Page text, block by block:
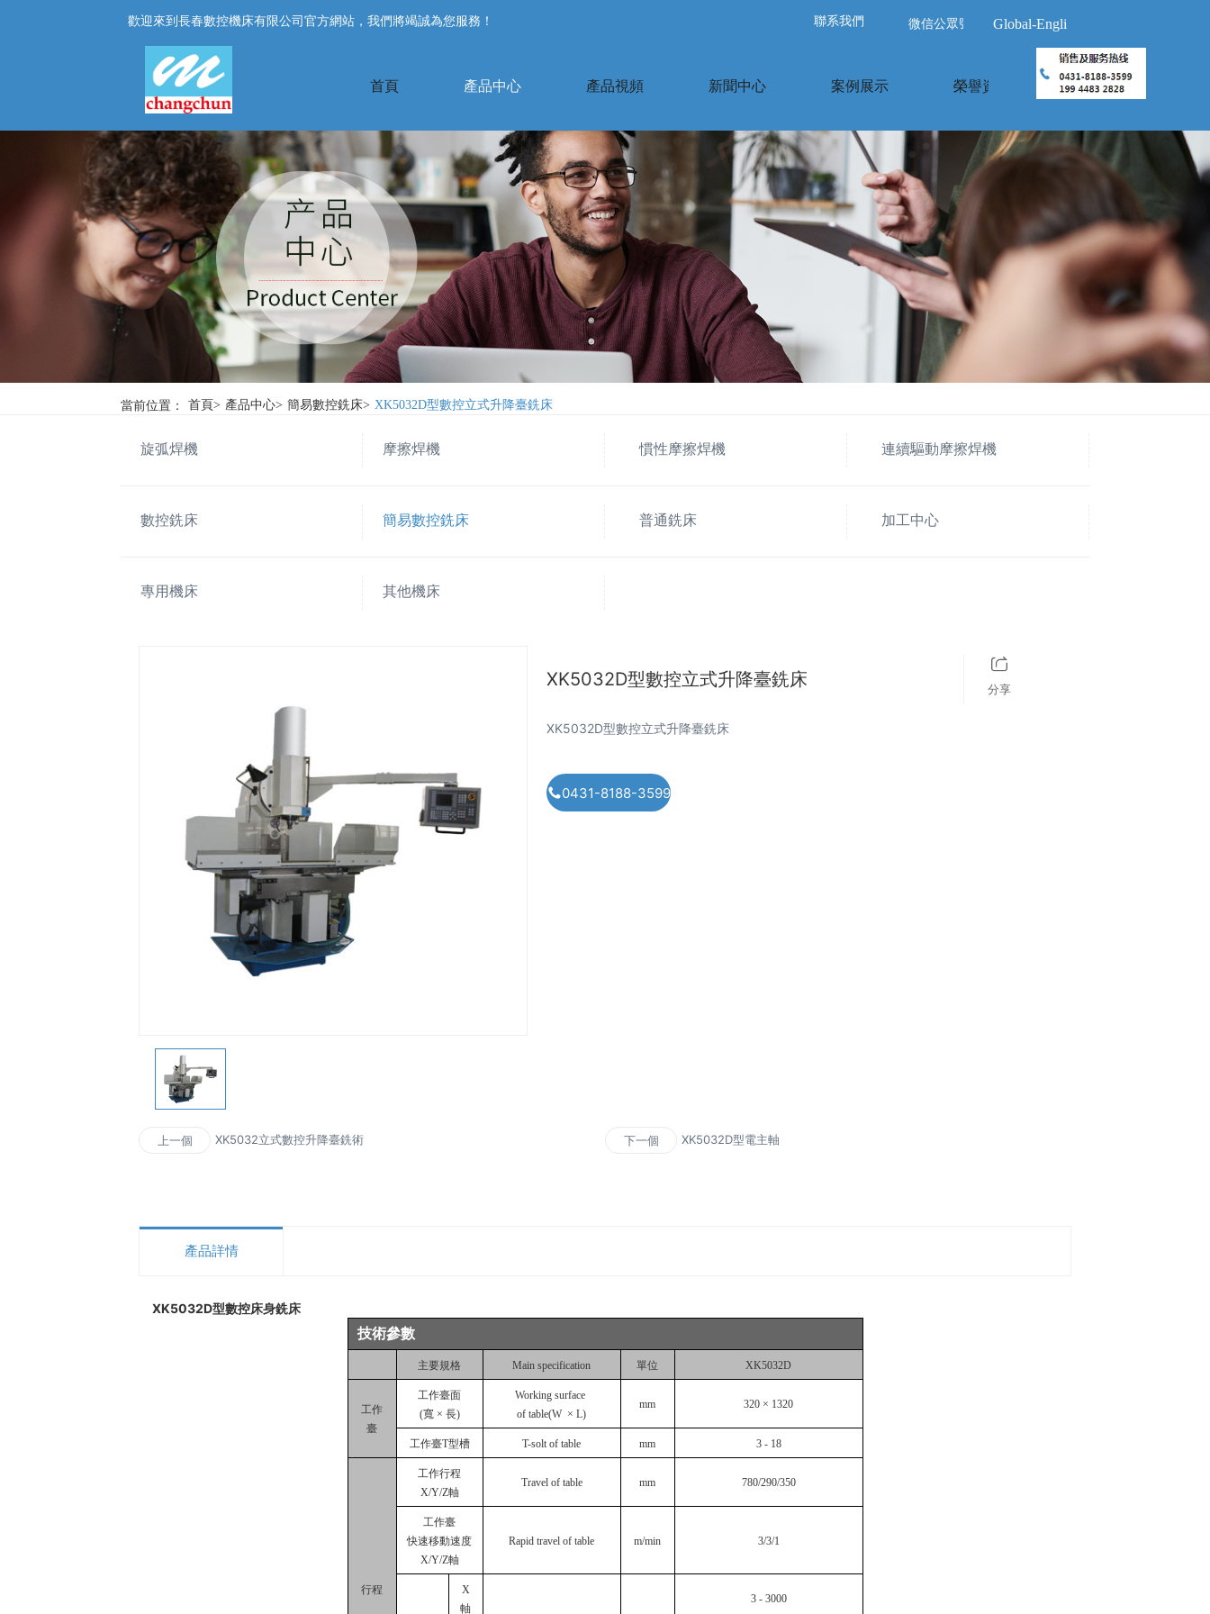
歡迎來到長春數控機床有限公司官方網站，我們將竭誠為您服務！ 聯系我們 微信公眾號 Global-English
首頁 產品中心 產品視頻 新聞中心 案例展示 榮譽資質 關于我們
當前位置： 首頁> 產品中心> 簡易數控銑床> XK5032D型數控立式升降臺銑床
旋弧焊機 摩擦焊機 慣性摩擦焊機 連續驅動摩擦焊機
數控銑床 簡易數控銑床 普通銑床 加工中心
專用機床 其他機床
XK5032D型數控立式升降臺銑床 分享
XK5032D型數控立式升降臺銑床
0431-8188-3599
上一個 XK5032立式數控升降臺銑術 下一個 XK5032D型電主軸
產品詳情
XK5032D型數控床身銑床
技術參數
主要規格 Main specification 單位 XK5032D
工作
臺
工作臺面
(寬 × 長)
Working surface
of table(W × L)
mm 320 × 1320
工作臺T型槽 T-solt of table mm 3 - 18
行程
工作行程
X/Y/Z軸
Travel of table mm 780/290/350
工作臺
快速移動速度
X/Y/Z軸
Rapid travel of table m/min 3/3/1
X
軸
3 - 3000